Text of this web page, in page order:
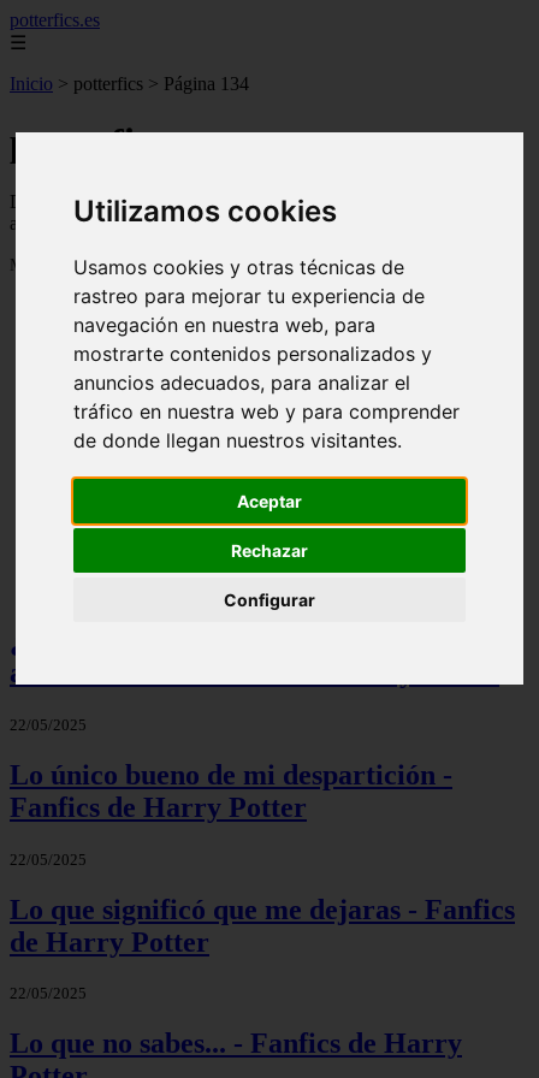
Utilizamos cookies
Usamos cookies y otras técnicas de
rastreo para mejorar tu experiencia de
navegación en nuestra web, para
mostrarte contenidos personalizados y
anuncios adecuados, para analizar el
tráfico en nuestra web y para comprender
de donde llegan nuestros visitantes.
Aceptar
Rechazar
Configurar
potterfics.es
☰
Inicio > potterfics > Página 134
potterfics
Descubre todas las noticias de la categoría potterfics. Artículos
actualizados y contenido de calidad en potterfics.es.
Mostrando 3193 - 3216 de 3915 artículos
Otra vez - Potterfics, tu versión de la historia
¿Por qué te fuiste pelirroja? ¿Por qué me
abandonaste? - Fanfics de Harry Potter
22/05/2025
Lo único bueno de mi despartición -
Fanfics de Harry Potter
22/05/2025
Lo que significó que me dejaras - Fanfics
de Harry Potter
22/05/2025
Lo que no sabes... - Fanfics de Harry